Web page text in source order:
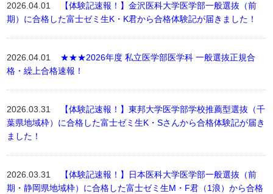
2026.04.01
【体験記速報！】金沢医科大学医学部一般選抜（前
期）に合格した富士ゼミ生K・K君から合格体験記が届きました！
2026.04.01 ★★★2026年度 私立医学部医学科 一般選抜正規合
格・繰上合格速報！
2026.03.31
【体験記速報！】東邦大学医学部学校推薦型選抜（千
葉県地域枠）に合格した富士ゼミ生K・Sさんから合格体験記が届き
ました！
2026.03.31
【体験記速報！】日本医科大学医学部一般選抜（前
期・静岡県地域枠）に合格した富士ゼミ生M・F君（1浪）から合格